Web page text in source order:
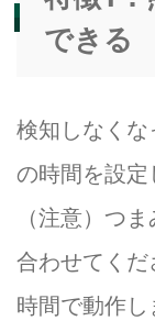
できる
検知しなく
の時間を設定
（注意）つ
合わせてく
時間で動作し